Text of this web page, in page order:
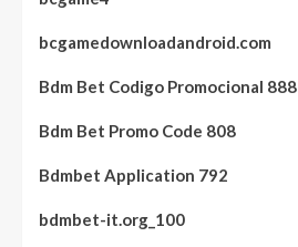
bcgamedownloadandroid.com
Bdm Bet Codigo Promocional 888
Bdm Bet Promo Code 808
Bdmbet Application 792
bdmbet-it.org_100